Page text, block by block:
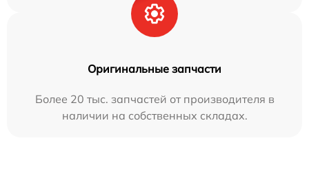
Оригинальные запчасти
Более 20 тыс. запчастей от производителя в
наличии на собственных складах.